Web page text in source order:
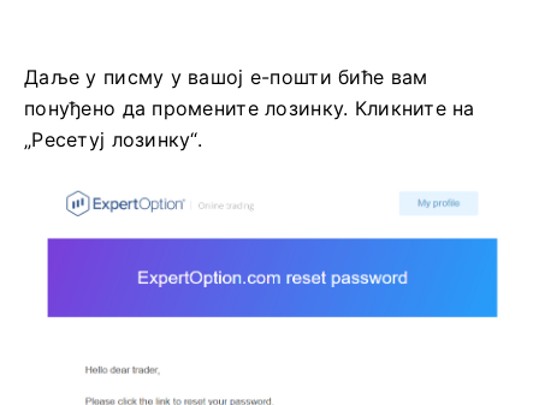
Даље у писму у вашој е-пошти биће вам
понуђено да промените лозинку. Кликните на
„Ресетуј лозинку“.